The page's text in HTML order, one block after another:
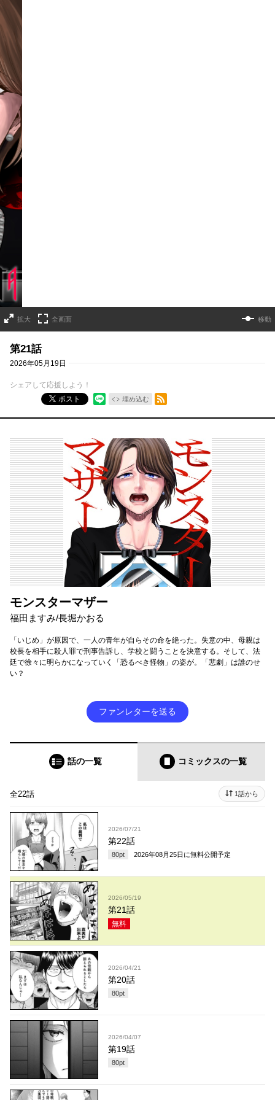
拡大 全画面 移動
第21話
2026年05月19日
シェアして応援しよう！
ポスト
埋め込む
RSSフィード
モンスターマザー
福田ますみ/長堀かおる
「いじめ」が原因で、一人の青年が自らその命を絶った。失意の中、母親は
校長を相手に殺人罪で刑事告訴し、学校と闘うことを決意する。そして、法
廷で徐々に明らかになっていく「恐るべき怪物」の姿が。「悲劇」は誰のせ
い？
ファンレターを送る
話の一覧 コミックスの一覧
全22話 1話から
2026/07/21
第22話
80pt 2026年08月25日 に無料公開予定
2026/05/19
第21話
無料
2026/04/21
第20話
80pt
2026/04/07
第19話
80pt